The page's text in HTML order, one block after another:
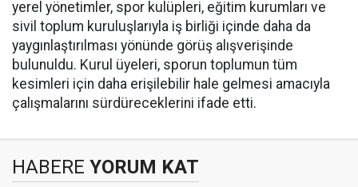
yerel yönetimler, spor kulüpleri, eğitim kurumları ve
sivil toplum kuruluşlarıyla iş birliği içinde daha da
yaygınlaştırılması yönünde görüş alışverişinde
bulunuldu. Kurul üyeleri, sporun toplumun tüm
kesimleri için daha erişilebilir hale gelmesi amacıyla
çalışmalarını sürdüreceklerini ifade etti.
HABERE YORUM KAT